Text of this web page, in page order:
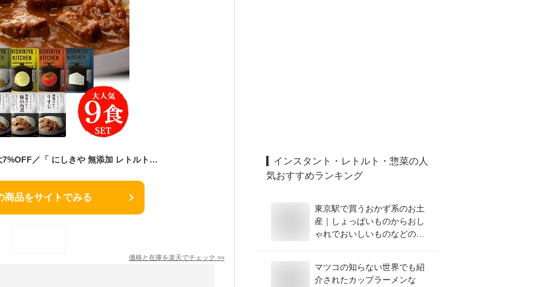
＼クーポン利用で最大7%OFF／「 にしきや 無添加 レトルトカレー 厳選 9種 セット 」 カレー 詰め合わせ NISHIKIYA KITCHEN レトルト 非常食 甘口 中辛 辛口 レモン トマト 送料無料 アウトドア キャンプ レトルト食品 おしゃれ 常温保存 常温保存 おしゃれ 仕送りセット
商品をサイトでみる
価格と在庫を楽天でチェック >>
インスタント・レトルト・惣菜の人
気おすすめランキング
東京駅で買うおかず系のお土
産｜しょっぱいものからおし
ゃれでおいしいものなどのお
マツコの知らない世界でも紹
介されたカップラーメンな